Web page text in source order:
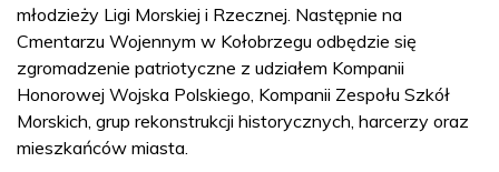
młodzieży Ligi Morskiej i Rzecznej. Następnie na
Cmentarzu Wojennym w Kołobrzegu odbędzie się
zgromadzenie patriotyczne z udziałem Kompanii
Honorowej Wojska Polskiego, Kompanii Zespołu Szkół
Morskich, grup rekonstrukcji historycznych, harcerzy oraz
mieszkańców miasta.